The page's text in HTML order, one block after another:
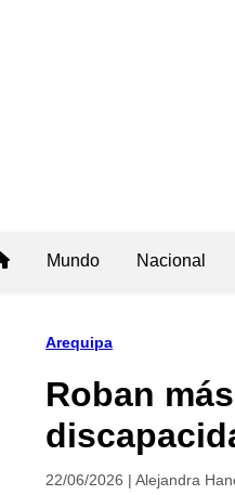
Mundo Nacional
Arequipa
Roban
22/06/2026 | Alejandra